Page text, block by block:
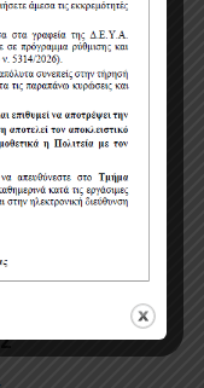
:
1986 άρθρο 8.
κ.